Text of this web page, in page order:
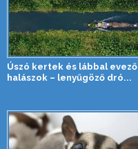
Úszó kertek és lábbal evező
halászok – lenyűgöző dró...